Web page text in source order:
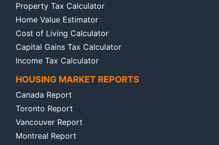
Property Tax Calculator
Home Value Estimator
Cost of Living Calculator
Capital Gains Tax Calculator
Income Tax Calculator
HOUSING MARKET REPORTS
Canada Report
Toronto Report
Vancouver Report
Montreal Report